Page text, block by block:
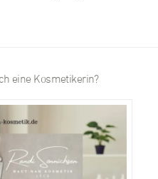
eine Kosmetikerin?